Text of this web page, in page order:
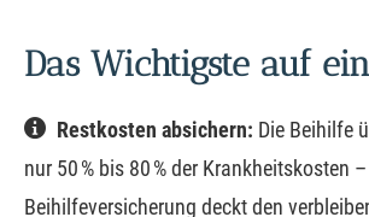
Das Wichtigste auf
Restkosten absichern: Die Beihilfe
nur 50 % bis 80 % der Krankheitskosten
Beihilfeversicherung deckt den